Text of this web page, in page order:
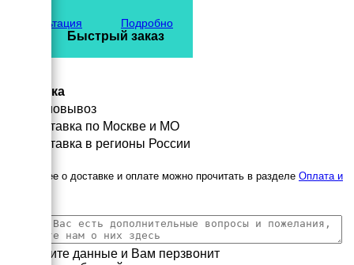
Консультация
Подробно
Быстрый заказ
Доставка
Самовывоз
Доставка по Москве и МО
Доставка в регионы России
Подробнее о доставке и оплате можно прочитать в разделе Оплата и
Заполните данные и Вам перзвонит